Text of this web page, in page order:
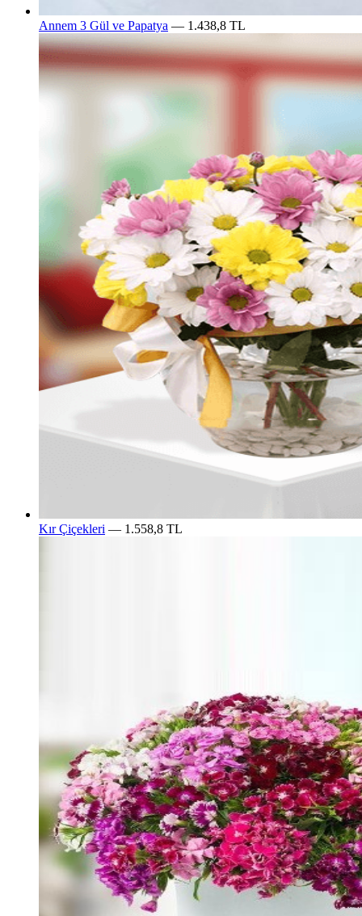
Annem 3 Gül ve Papatya — 1.438,8 TL
Kır Çiçekleri — 1.558,8 TL